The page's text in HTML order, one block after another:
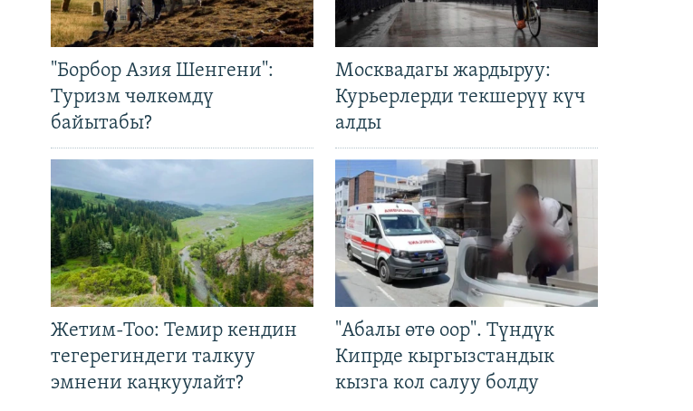
"Борбор Азия Шенгени":
Туризм чөлкөмдү
байытабы?
Москвадагы жардыруу:
Курьерлерди текшерүү күч
алды
Жетим-Тоо: Темир кендин
тегерегиндеги талкуу
эмнени каңкуулайт?
"Абалы өтө оор". Түндүк
Кипрде кыргызстандык
кызга кол салуу болду